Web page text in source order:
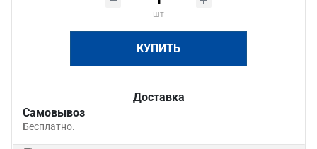
шт
КУПИТЬ
Доставка
Самовывоз
Бесплатно.